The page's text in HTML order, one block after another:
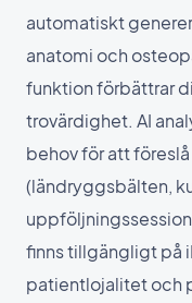
automatiskt
anatomi och
funktion förbättrar
trovärdighet. AI
behov för att
(ländryggsbälten,
finns tillgängligt på
patientlojalitet och